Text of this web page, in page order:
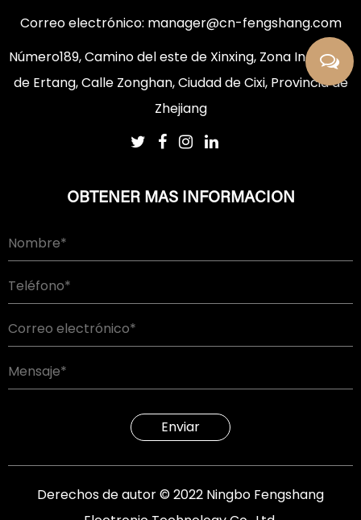
Correo electrónico: manager@cn-fengshang.com
Número189, Camino del este de Xinxing, Zona Industrial
de Ertang, Calle Zonghan, Ciudad de Cixi, Provincia de
Zhejiang
OBTENER MAS INFORMACION
Enviar
Derechos de autor © 2022 Ningbo Fengshang